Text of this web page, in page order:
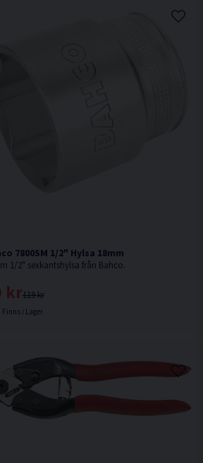
7800SM 1/2" Hylsa 18mm
1/2" sexkantshylsa från Bahco.
119 kr
kr
Finns i Lager